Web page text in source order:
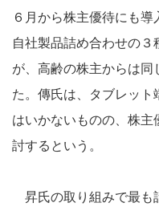
６月から株主優待にも導
自社製品詰め合わせの
が、高齢の株主からは同
た。傳氏は、タブレット
はいかないものの、株主
討するという。
昇氏の取り組みで最も